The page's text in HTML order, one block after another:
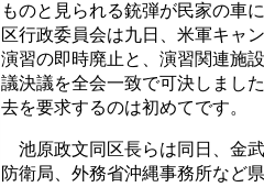
ものと見られる銃弾が民家の車
区行政委員会は九日、米軍キャ
演習の即時廃止と、演習関連施
議決議を全会一致で可決しまし
去を要求するのは初めてです。
池原政文同区長らは同日、金
防衛局、外務省沖縄事務所など